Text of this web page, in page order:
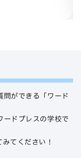
問ができる「ワード
ードプレスの学校で
てください！